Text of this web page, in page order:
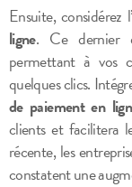
Ensuite, considérez
ligne. Ce dernier
permettant à vos
quelques clics.
de paiement en
clients et facilitera
récente, les
constatent une